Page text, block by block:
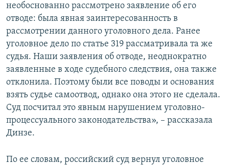
необоснованно рассмотрено заявление об его
отводе: была явная заинтересованность в
рассмотрении данного уголовного дела. Ранее
уголовное дело по статье 319 рассматривала та же
судья. Наши заявления об отводе, неоднократно
заявленные в ходе судебного следствия, она также
отклонила. Поэтому были все поводы и основания
взять судье самоотвод, однако она этого не сделала.
Суд посчитал это явным нарушением уголовно-
процессуального законодательства», – рассказала
Динзе.
По ее словам, российский суд вернул уголовное